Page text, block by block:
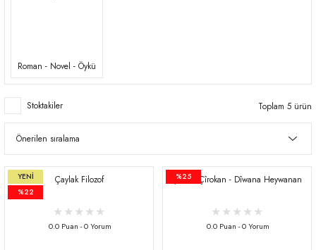
Roman - Novel - Öykü
Stoktakiler Toplam 5 ürün
YENI
%22
Çaylak Filozof
0.0 Puan - 0 Yorum
%25
Şikefta Çîrokan - Dîwana Heywanan
0.0 Puan - 0 Yorum